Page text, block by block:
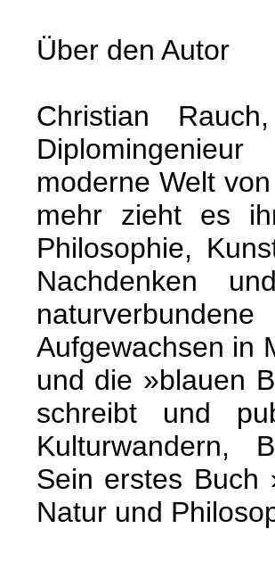
Über den Autor
Christian
moderne Welt
mehr zieht es
Philosophie,
Nachdenken
Aufgewachsen in
und die »blauen
schreibt und
Kulturwandern,
Sein erstes Buch
Natur und